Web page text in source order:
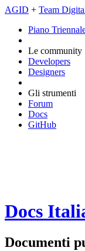
AGID + Team
Piano
Le community
Developers
Designers
Gli strumenti
Forum
Docs
GitHub
Docs
Documenti